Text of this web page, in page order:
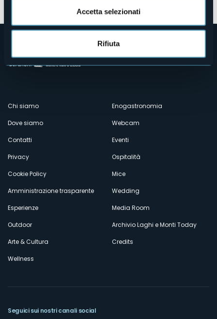
Accetta selezionati
Rifiuta
Menù
secondario
Chi siamo
Dove siamo
Contatti
Privacy
Cookie Policy
Amministrazione trasparente
Esperienze
Outdoor
Arte & Cultura
Wellness
Enogastronomia
Webcam
Eventi
Ospitalità
Mice
Wedding
Media Room
Archivio Laghi e Monti Today
Credits
Seguici sui nostri canali social